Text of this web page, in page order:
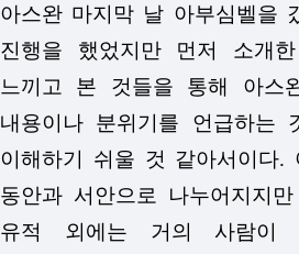
아스완 마지막 날 아부심벨을
진행을 했었지만 먼저 소개
느끼고 본 것들을 통해 아스
내용이나 분위기를 언급하는
이해하기 쉬울 것 같아서이다.
동안과 서안으로 나누어지지
유적 외에는 거의 사람이